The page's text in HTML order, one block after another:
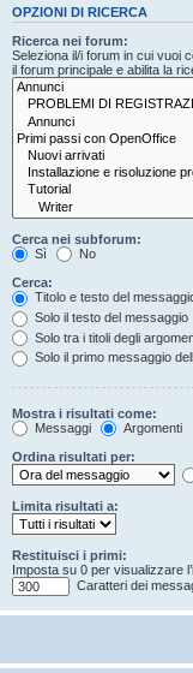
OPZIONI DI RICERCA
Ricerca nei forum:
Seleziona il/i forum in cui vuoi
il forum principale e abilita la
Cerca nei subforum:
Sì
No
Cerca:
Titolo e testo del
Solo il testo del messaggio
Solo tra i titoli degli
Solo il primo messaggio
Mostra i risultati come:
Messaggi
Argomenti
Ordina risultati per:
Limita risultati a:
Restituisci i primi:
Imposta su 0 per visualizzare
Caratteri dei